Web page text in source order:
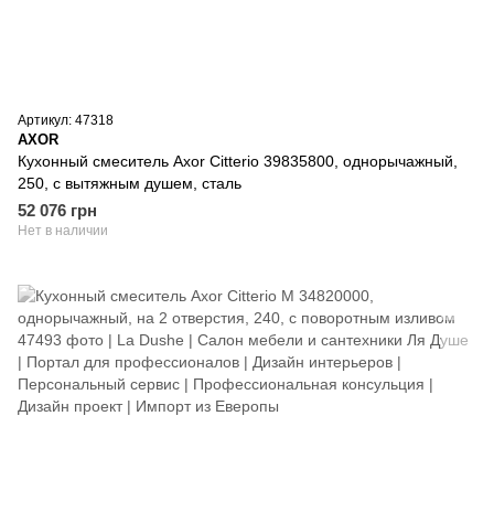
Артикул: 47318
AXOR
Кухонный смеситель Axor Citterio 39835800, однорычажный,
250, с вытяжным душем, сталь
52 076 грн
Нет в наличии